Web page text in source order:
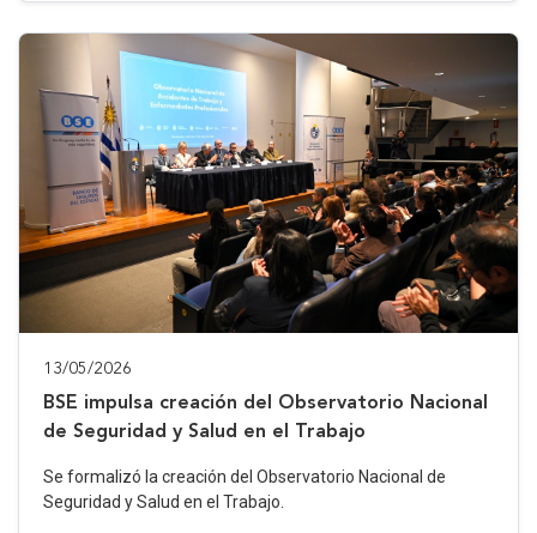
13/05/2026
BSE impulsa creación del Observatorio Nacional
de Seguridad y Salud en el Trabajo
Se formalizó la creación del Observatorio Nacional de
Seguridad y Salud en el Trabajo.